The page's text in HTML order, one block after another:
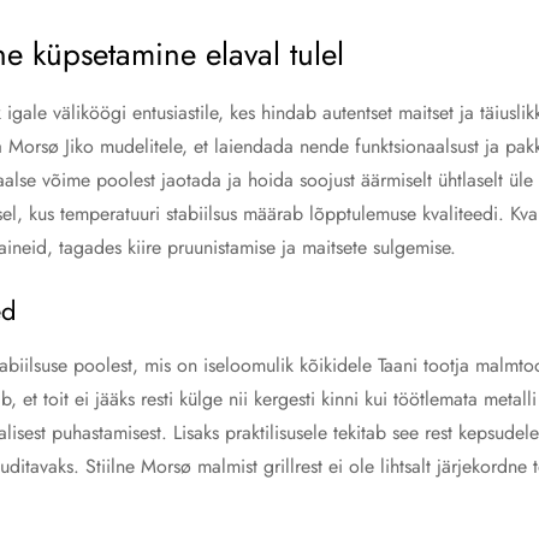
küpsetamine elaval tulel
väliköögi entusiastile, kes hindab autentset maitset ja
Jiko mudelitele, et laiendada nende funktsionaalsust ja
võime poolest jaotada ja hoida soojust äärmiselt ühtlaselt
kus temperatuuri stabiilsus määrab lõpptulemuse kvaliteedi.
tagades kiire pruunistamise ja maitsete sulgemise.
poolest, mis on iseloomulik kõikidele Taani tootja
et toit ei jääks resti külge nii kergesti kinni kui töötlemata
puhastamisest. Lisaks praktilisusele tekitab see rest
Stiilne Morsø malmist grillrest ei ole lihtsalt